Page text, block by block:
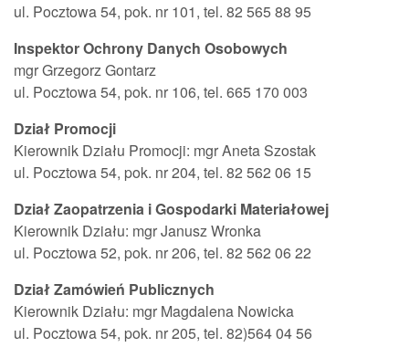
ul. Pocztowa 54, pok. nr 101, tel. 82 565 88 95
Inspektor Ochrony Danych Osobowych
mgr Grzegorz Gontarz
ul. Pocztowa 54, pok. nr 106, tel. 665 170 003
Dział Promocji
Kierownik Działu Promocji: mgr Aneta Szostak
ul. Pocztowa 54, pok. nr 204, tel. 82 562 06 15
Dział Zaopatrzenia i Gospodarki Materiałowej
Kierownik Działu: mgr Janusz Wronka
ul. Pocztowa 52, pok. nr 206, tel. 82 562 06 22
Dział Zamówień Publicznych
Kierownik Działu: mgr Magdalena Nowicka
ul. Pocztowa 54, pok. nr 205, tel. 82)564 04 56